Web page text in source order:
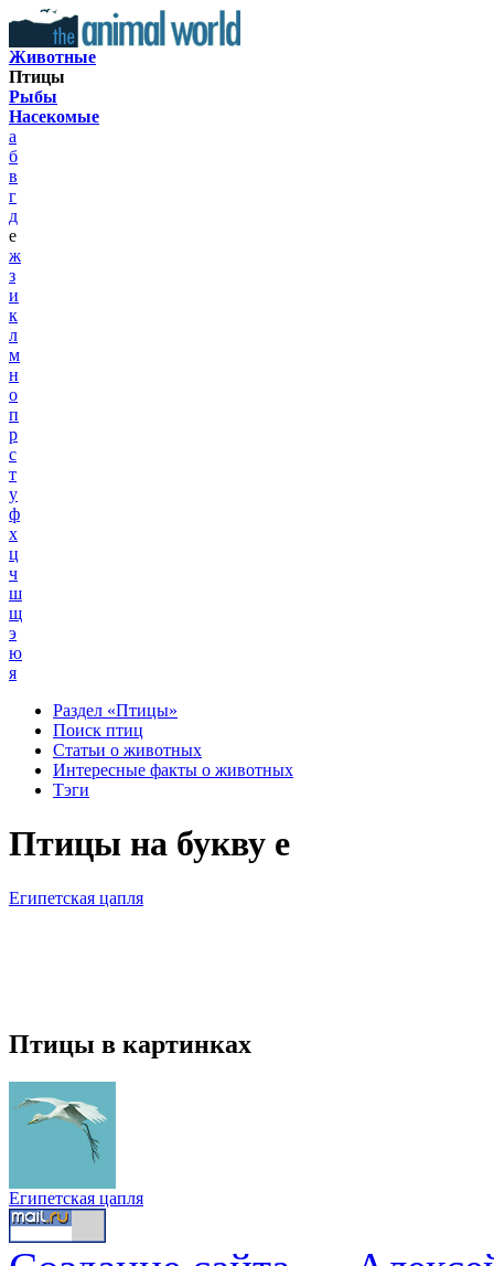
Животные
Птицы
Рыбы
Насекомые
а
б
в
г
д
е
ж
з
и
к
л
м
н
о
п
р
с
т
у
ф
х
ц
ч
ш
щ
э
ю
я
Раздел «Птицы»
Поиск птиц
Статьи о животных
Интересные факты о животных
Тэги
Птицы на букву е
Египетская цапля
Птицы в картинках
Египетская цапля